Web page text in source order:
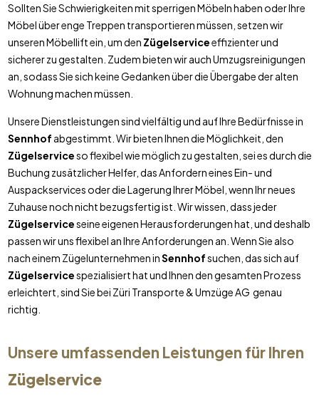
Sollten Sie Schwierigkeiten mit sperrigen Möbeln haben oder Ihre
Möbel über enge Treppen transportieren müssen, setzen wir
unseren Möbellift ein, um den Zügelserviceeffizienter und
sicherer zu gestalten. Zudem bieten wir auch Umzugsreinigungen
an, sodass Sie sich keine Gedanken über die Übergabe der alten
Wohnung machen müssen.
Unsere Dienstleistungen sind vielfältig und auf Ihre Bedürfnisse in
Sennhof abgestimmt. Wir bieten Ihnen die Möglichkeit, den
Zügelserviceso flexibel wie möglich zu gestalten, sei es durch die
Buchung zusätzlicher Helfer, das Anfordern eines Ein- und
Auspackservices oder die Lagerung Ihrer Möbel, wenn Ihr neues
Zuhause noch nicht bezugsfertig ist. Wir wissen, dass jeder
Zügelserviceseine eigenen Herausforderungen hat, und deshalb
passen wir uns flexibel an Ihre Anforderungen an. Wenn Sie also
nach einem Zügelunternehmen inSennhofsuchen, das sich auf
Zügelservicespezialisiert hat und Ihnen den gesamten Prozess
erleichtert, sind Sie bei Züri Transporte & Umzüge AG genau
richtig.
Unsere umfassenden Leistungen für Ihren
Zügelservice